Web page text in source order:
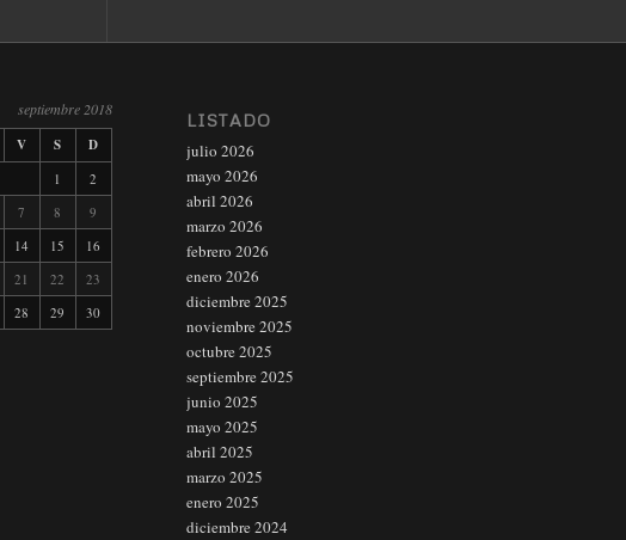
septiembre 2018
V S D
1
2
7 8
9
14 15
16
21 22
23
28 29 30
LISTADO
julio 2026
mayo 2026
abril 2026
marzo 2026
febrero 2026
enero 2026
diciembre 2025
noviembre 2025
octubre 2025
septiembre 2025
junio 2025
mayo 2025
abril 2025
marzo 2025
enero 2025
diciembre 2024